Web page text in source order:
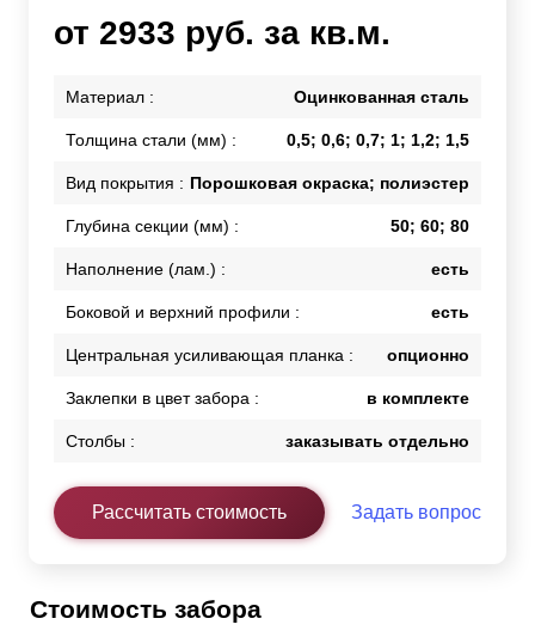
от 2933 руб. за кв.м.
Материал : Оцинкованная сталь
Толщина стали (мм) : 0,5; 0,6; 0,7; 1; 1,2; 1,5
Вид покрытия : Порошковая окраска; полиэстер
Глубина секции (мм) : 50; 60; 80
Наполнение (лам.) : есть
Боковой и верхний профили : есть
Центральная усиливающая планка : опционно
Заклепки в цвет забора : в комплекте
Столбы : заказывать отдельно
Рассчитать стоимость Задать вопрос
Стоимость забора